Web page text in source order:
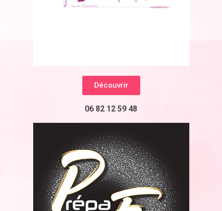
Découvrir
06 82 12 59 48